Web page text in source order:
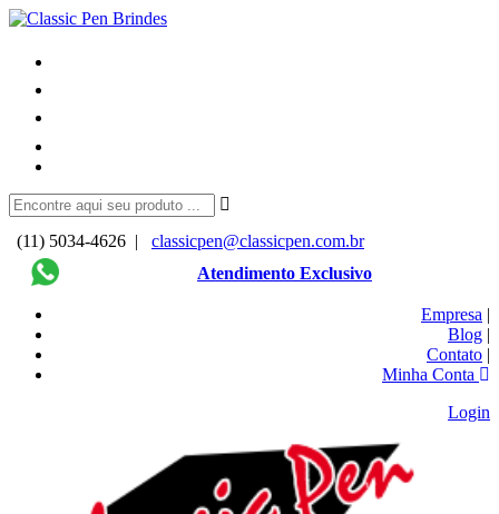
(11) 5034-4626 |
classicpen@classicpen.com.br
Atendimento Exclusivo
Empresa |
Blog |
Contato |
Minha Conta
Login